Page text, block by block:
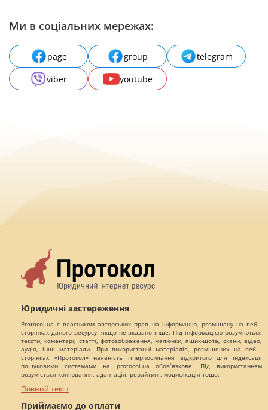
Ми в соціальних мережах:
page group
telegram
viber
youtube
Юридичні застереження
Protocol.ua є власником авторських прав на інформацію, розміщену на веб -
сторінках даного ресурсу, якщо не вказано інше. Під інформацією розуміються
тексти, коментарі, статті, фотозображення, малюнки, ящик-шота, скани, відео,
аудіо, інші матеріали. При використанні матеріалів, розміщених на веб -
сторінках «Протокол» наявність гіперпосилання відкритого для індексації
пошуковими системами на protocol.ua обов`язкове. Під використанням
розуміється копіювання, адаптація, рерайтинг, модифікація тощо.
Повний текст
Приймаємо до оплати